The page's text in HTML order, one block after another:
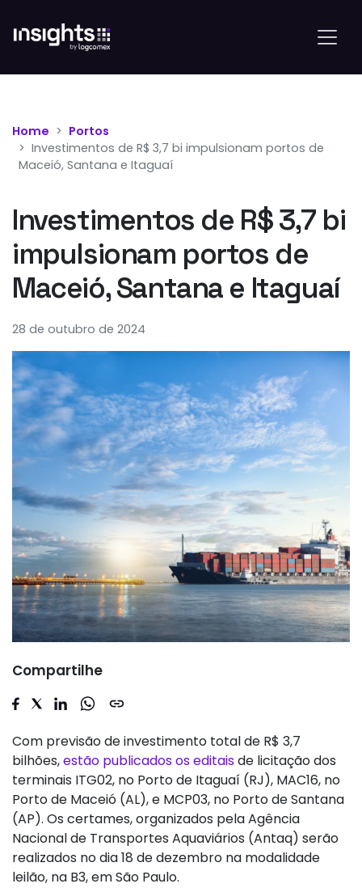
Home
Portos
Investimentos de R$ 3,7 bi impulsionam portos de
Maceió, Santana e Itaguaí
Investimentos de R$ 3,7 bi
impulsionam portos de
Maceió, Santana e Itaguaí
28 de outubro de 2024
Compartilhe
Com previsão de investimento total de R$ 3,7
bilhões,estão publicados os editaisde licitação dos
terminais ITG02, no Porto de Itaguaí (RJ), MAC16, no
Porto de Maceió (AL), e MCP03, no Porto de Santana
(AP). Os certames, organizados pela Agência
Nacional de Transportes Aquaviários (Antaq) serão
realizados no dia 18 de dezembro na modalidade
leilão, na B3, em São Paulo.